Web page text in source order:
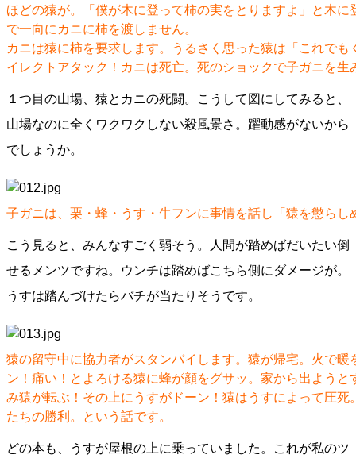
ほどの猿が。「僕が木に登って柿の実をとりますよ」と木に
で一向にカニに柿を渡しません。
カニは猿に柿を要求します。うるさく思った猿は「これで
イレクトアタック！カニは死亡。死のショックで子ガニを
１つ目の山場、猿とカニの死闘。こうして図にしてみると、
山場なのに全くワクワクしない殺風景さ。躍動感がないから
でしょうか。
子ガニは、栗・蜂・うす・牛フンに事情を話し「猿を懲らし
こう見ると、みんなすごく弱そう。人間が踏めばだいたい倒
せるメンツですね。ウンチは踏めばこちら側にダメージが。
うすは踏んづけたらバチが当たりそうです。
猿の留守中に協力者がスタンバイします。猿が帰宅。火で暖
ン！痛い！とよろける猿に蜂が顔をグサッ。家から出よう
み猿が転ぶ！その上にうすがドーン！猿はうすによって圧死
たちの勝利。という話です。
どの本も、うすが屋根の上に乗っていました。これが私のツ